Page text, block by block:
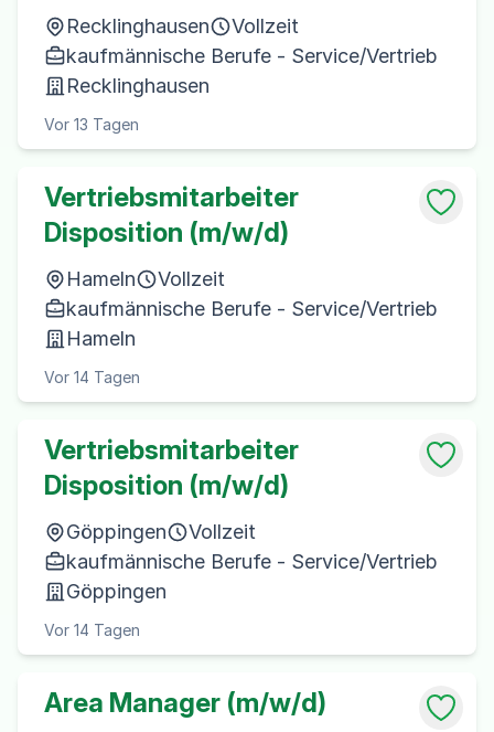
Recklinghausen
Vollzeit
kaufmännische Berufe - Service/Vertrieb
Recklinghausen
Vor 13 Tagen
Vertriebsmitarbeiter
Disposition (m/w/d)
Hameln
Vollzeit
kaufmännische Berufe - Service/Vertrieb
Hameln
Vor 14 Tagen
Vertriebsmitarbeiter
Disposition (m/w/d)
Göppingen
Vollzeit
kaufmännische Berufe - Service/Vertrieb
Göppingen
Vor 14 Tagen
Area Manager (m/w/d)